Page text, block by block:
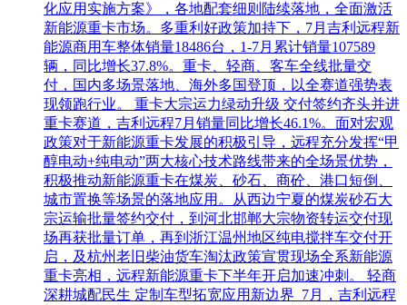
化应用实施方案》，各地配套细则陆续落地，全面激活
新能源重卡市场。多重利好政策加持下，7月吉利远程新
能源商用车整体销量18486台，1-7月累计销量107589
辆，同比增长37.8%。重卡、轻商、客车全线批量交
付，国内多场景落地、海外多国登顶，以全赛道强势表
现领跑行业。 重卡大宗运力绿动升级 交付签约齐头并进
重卡赛道，吉利远程7月销量同比增长46.1%。面对宏观
政策对于新能源重卡发展的积极引导，远程充分发挥“甲
醇电动+纯电动”两大核心技术路线带来的全场景优势，
积极推动新能源重卡在煤炭、砂石、商砼、港口短倒、
城市置换等场景的落地应用。从西边宁夏的煤炭砂石大
宗运输批量签约交付，到河北邯郸大宗物资转运交付现
场再获批量订单，再到浙江温州地区纯电搅拌车交付开
启，及杭州老旧柴油货车淘汰政策宣贯现场全系新能源
重卡亮相，远程新能源重卡下半年开启加速冲刺。 轻商
深耕城配民生 定制车型拓宽应用新边界 7月，吉利远程